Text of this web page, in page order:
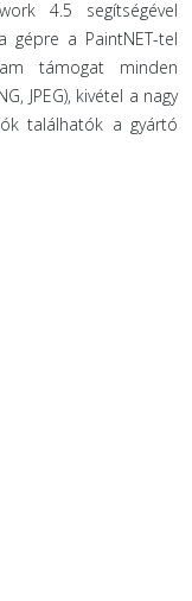
4.5 segítségével
gépre a PaintNET-tel
támogat minden
JPEG), kivétel a nagy
találhatók a gyártó